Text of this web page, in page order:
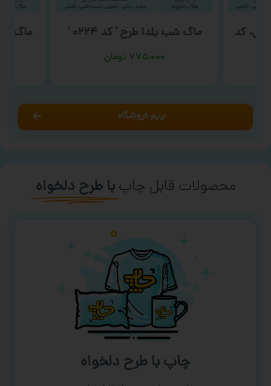
کد ماگ شب یلدا طرح ‘ کد ۰۲۲۴ ‘
۷۷۵,۰۰۰ تومان
ماگ
بریم فروشگاه
محصولات قابل چاپ با طرح دلخواه
چاپ با طرح دلخواه